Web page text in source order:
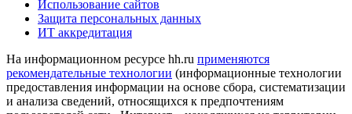
Использование сайтов
Защита персональных данных
ИТ аккредитация
На информационном ресурсе hh.ru применяются
рекомендательные технологии (информационные технологии
предоставления информации на основе сбора, систематизации
и анализа сведений, относящихся к предпочтениям